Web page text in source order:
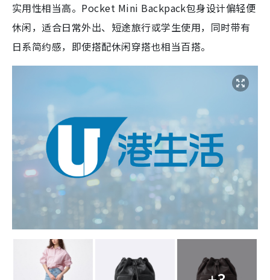
实用性相当高。Pocket Mini Backpack包身设计偏轻便
休闲，适合日常外出、短途旅行或学生使用，同时带有
日系简约感，即使搭配休闲穿搭也相当百搭。